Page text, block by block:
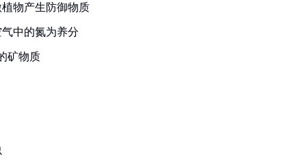
物产生防御物质
中的氮为养分
矿物质